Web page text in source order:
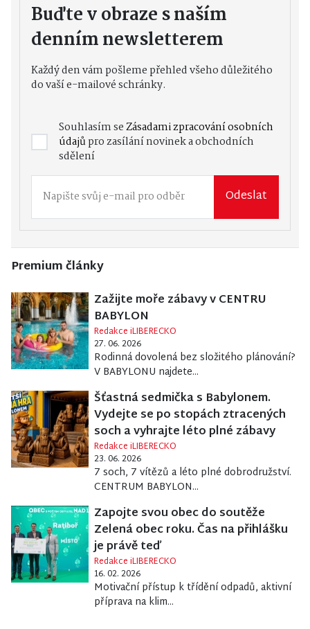
Buďte v obraze s naším
denním newsletterem
Každý den vám pošleme přehled všeho důležitého
do vaší e-mailové schránky.
Souhlasím seZásadami zpracování osobních
údajůpro zasílání novinek a obchodních
sdělení
Odeslat
Premium články
Zažijte moře zábavy v CENTRU
BABYLON
Redakce iLIBERECKO
27. 06. 2026
Rodinná dovolená bez složitého plánování?
V BABYLONU najdete...
Šťastná sedmička s Babylonem.
Vydejte se po stopách ztracených
soch a vyhrajte léto plné zábavy
Redakce iLIBERECKO
23. 06. 2026
7 soch, 7 vítězů a léto plné dobrodružství.
CENTRUM BABYLON...
Zapojte svou obec do soutěže
Zelená obec roku. Čas na přihlášku
je právě teď
Redakce iLIBERECKO
16. 02. 2026
Motivační přístup k třídění odpadů, aktivní
příprava na klim...